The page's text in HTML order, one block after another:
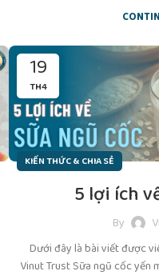
19
TH4
KIẾN THỨC & CHIA SẺ
5 lợi ích
By
Dưới đây là bài viết được
Vinut Trust Sữa ngũ cốc